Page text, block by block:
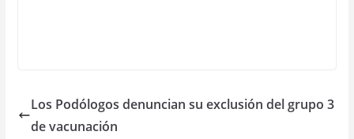
Los Podólogos denuncian su exclusión del grupo 3
de vacunación